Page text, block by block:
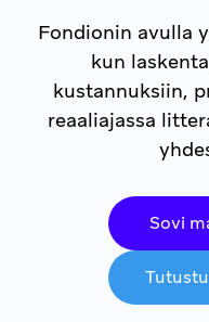
Fondionin avulla
kun
kustannuksiin,
reaaliajassa
Sovi